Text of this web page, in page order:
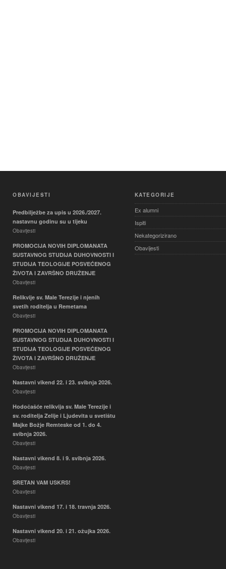
OBAVIJESTI
Predbilježbe za upis u 2026./2027.
nastavnu godinu su u tijeku
Obavijesti
PROMOCIJA NOVIH DIPLOMANATA
SUSTAVNOG STUDIJA DUHOVNOSTI I
STUDIJA TEOLOGIJE POSVEĆENOG
ŽIVOTA I ZAVRŠNO DRUŽENJE
Obavijesti
Relikvije sv. Male Terezije i njenih
svetih roditelja u Remetama
Obavijesti
PROMOCIJA NOVIH DIPLOMANATA
SUSTAVNOG STUDIJA DUHOVNOSTI I
STUDIJA TEOLOGIJE POSVEĆENOG
ŽIVOTA I ZAVRŠNO DRUŽENJE
Obavijesti
Nastavni vikend 22. i 23. svibnja 2026.
Obavijesti
Hodočašće relikvija sv. Male Terezije i
sv. roditelja Zelije i Ljudevita u svetištu
Majke Božje Remteske od 1. do 4.
svibnja 2026.
Obavijesti
Nastavni vikend 8. i 9. svibnja 2026.
Obavijesti
SRETAN VAM USKRS!
Obavijesti
Nastavni vikend 17. i 18. travnja 2026.
Obavijesti
Nastavni vikend 20. i 21. ožujka 2026.
Obavijesti
KATEGORIJE
Ex alumni
Ispiti
Nekategorizirano
Obavijesti